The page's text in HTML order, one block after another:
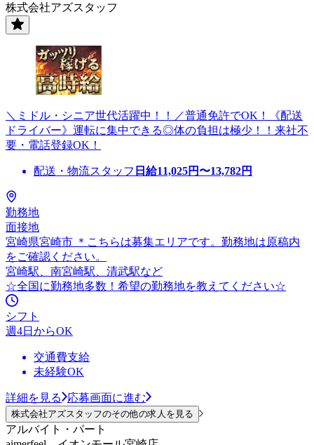
株式会社アズスタッフ
＼ミドル・シニア世代活躍中！！／普通免許でOK！《配送
ドライバー》運転に集中できる◎体の負担は極少！！来社不
要・電話登録OK！
配送・物流スタッフ 日給11,025円〜13,782円
勤務地
面接地
宮崎県宮崎市 ＊こちらは募集エリアです。勤務地は原稿内
をご確認ください。
宮崎駅、南宮崎駅、清武駅など
☆全国に勤務地多数！希望の勤務地を教えてください☆
シフト
週4日からOK
交通費支給
未経験OK
詳細を見る 応募画面に進む
株式会社アズスタッフのその他の求人を見る
アルバイト・パート